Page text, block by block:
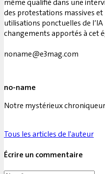
même qualifié dans une
des protestations massives
utilisations ponctuelles de
changements apportés à cet
noname@e3mag.com
no-name
Notre mystérieux
Tous les articles de l'auteur
Écrire un commentaire